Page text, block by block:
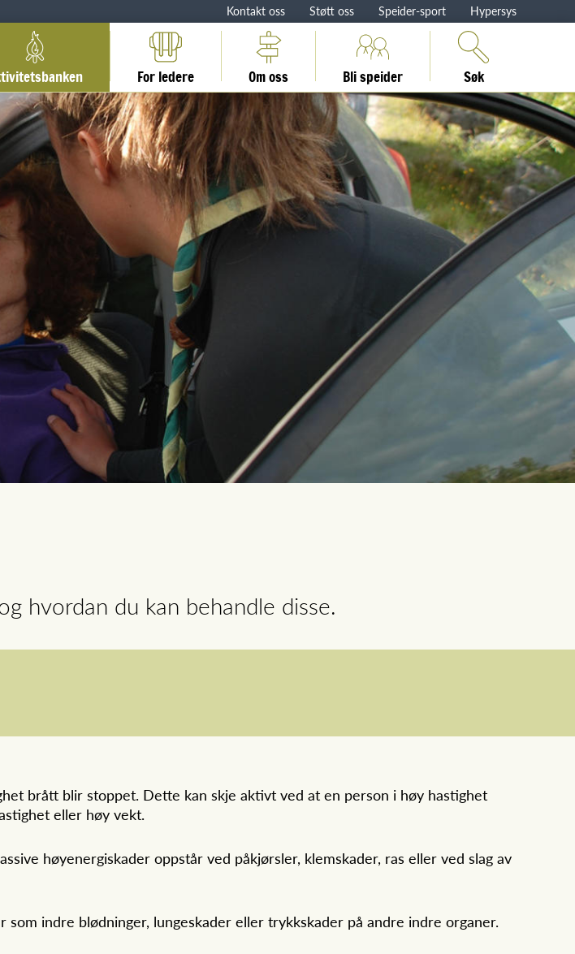
Kontakt oss Støtt oss Speider-sport Hypersys
For ledere Om oss Bli speider Søk
hvordan du kan behandle disse.
brått blir stoppet. Dette kan skje aktivt ved at en person i høy hastighet
eller høy vekt.
høyenergiskader oppstår ved påkjørsler, klemskader, ras eller ved slag av
indre blødninger, lungeskader eller trykkskader på andre indre organer.